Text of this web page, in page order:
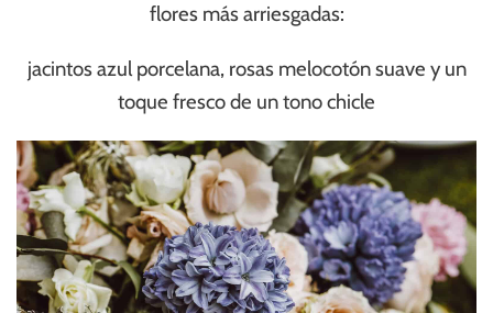
flores más arriesgadas:
jacintos azul porcelana, rosas melocotón suave y un
toque fresco de un tono chicle